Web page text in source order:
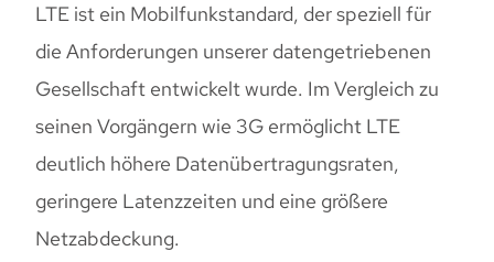
LTE ist ein Mobilfunkstandard, der speziell für
die Anforderungen unserer datengetriebenen
Gesellschaft entwickelt wurde. Im Vergleich zu
seinen Vorgängern wie 3G ermöglicht LTE
deutlich höhere Datenübertragungsraten,
geringere Latenzzeiten und eine größere
Netzabdeckung.